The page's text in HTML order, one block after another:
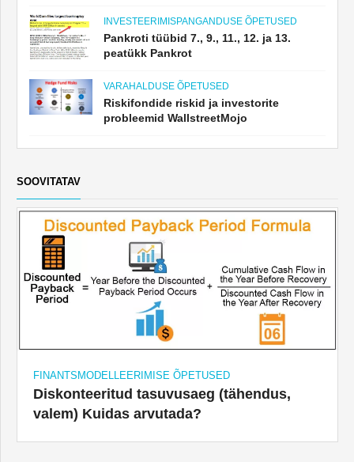
INVESTEERIMISPANGANDUSE ÕPETUSED
Pankroti tüübid 7., 9., 11., 12. ja 13.
peatükk Pankrot
VARAHALDUSE ÕPETUSED
Riskifondide riskid ja investorite
probleemid WallstreetMojo
SOOVITATAV
FINANTSMODELLEERIMISE ÕPETUSED
Diskonteeritud tasuvusaeg (tähendus,
valem) Kuidas arvutada?